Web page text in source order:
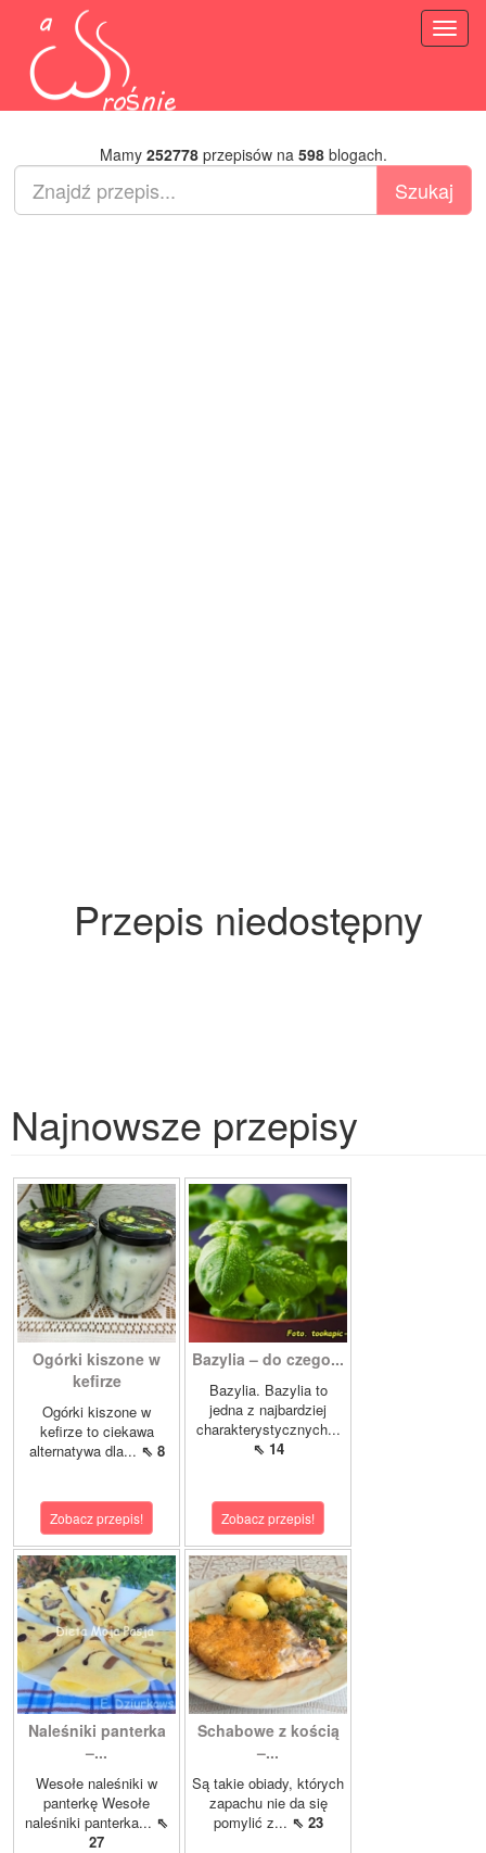
Mamy 252778przepisów na 598blogach.
Przepis niedostępny
Najnowsze przepisy
Ogórki kiszone w
kefirze
Ogórki kiszone w
kefirze to ciekawa
alternatywa dla... ⇖ 8
Zobacz przepis!
Bazylia – do czego...
Bazylia. Bazylia to
jedna z najbardziej
charakterystycznych...
⇖ 14
Zobacz przepis!
Naleśniki panterka
–...
Wesołe naleśniki w
panterkę Wesołe
naleśniki panterka... ⇖
27
Schabowe z kością
–...
Są takie obiady, których
zapachu nie da się
pomylić z... ⇖ 23